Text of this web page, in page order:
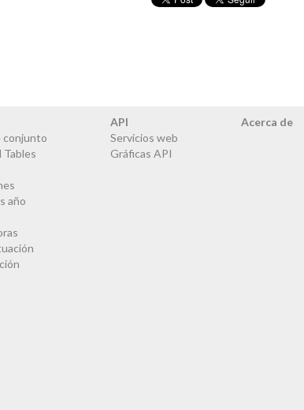
conjunto
Tables
año
API
Servicios web
Gráficas API
Acerca de